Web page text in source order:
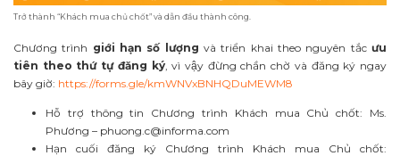
Trở thành “Khách mua chủ chốt” và dẫn đầu thành công.
Chương trình giới hạn số lượng và triển khai theo nguyên tắcưu
tiên theo thứ tự đăng ký, vì vậy đừng chần chờ và đăng ký ngay
bây giờ: https://forms.gle/kmWNVxBNHQDuMEWM8
Hỗ trợ thông tin Chương trình Khách mua Chủ chốt: Ms.
Phương – phuong.c@informa.com
Hạn cuối đăng ký Chương trình Khách mua Chủ chốt: